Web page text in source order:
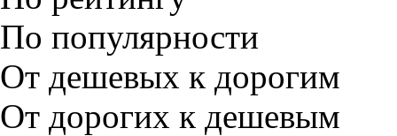
По популярности
От дешевых к дорогим
От дорогих к дешевым